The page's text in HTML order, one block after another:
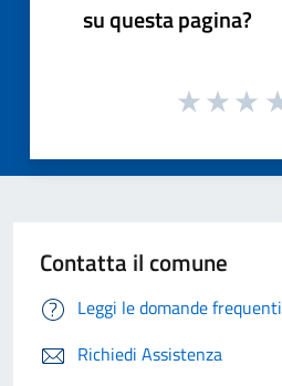
su questa pagina?
Contatta il comune
Leggi le domande frequenti
Richiedi Assistenza